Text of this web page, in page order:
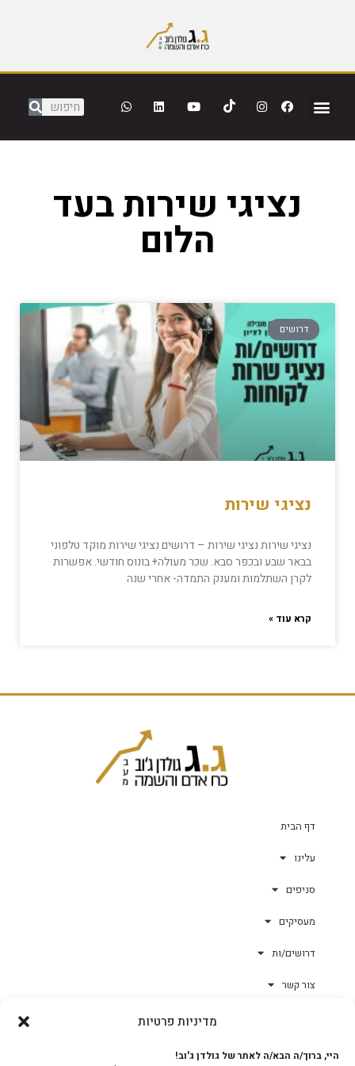
מדיניות פרטיות
היי, ברוך/ה הבא/ה לאתר של גולדן ג'וב!
נציגי שירות בעד
הלום
דרושים
נציגי שירות
נציגי שירות נציגי שירות – דרושים נציגי שירות מוקד טלפוני
בבאר שבע ובכפר סבא. שכר מעולה+ בונוס חודשי. אפשרות
לקרן השתלמות ומענק התמדה- אחרי שנה
קרא עוד »
דף הבית
עלינו
סניפים
מעסיקים
דרושים/ות
צור קשר